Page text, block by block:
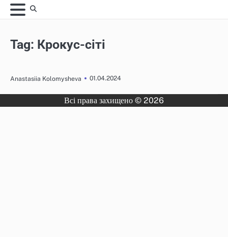
Skip
to
Tag: Крокус-сіті
Anastasiia Kolomysheva 01.04.2024
Всі права захищено © 2026